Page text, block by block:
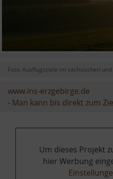
Foto: Ausflugsziele im sächsischen
www.ins-erzgebirge.de
- Man kann bis direkt zum
Um dieses Projekt
hier Werbung